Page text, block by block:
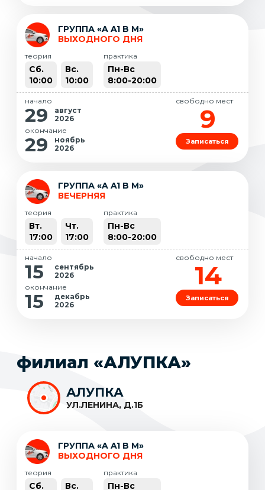
ГРУППА «A A1 B M»
ВЫХОДНОГО ДНЯ
теория
Сб.
10:00
Вс.
10:00
практика
Пн-Вс
8:00-20:00
начало
29
август
2026
окончание
29
ноябрь
2026
свободно мест
9
Записаться
ГРУППА «A A1 B M»
ВЕЧЕРНЯЯ
теория
Вт.
17:00
Чт.
17:00
практика
Пн-Вс
8:00-20:00
начало
15
сентябрь
2026
окончание
15
декабрь
2026
свободно мест
14
Записаться
филиал «АЛУПКА»
АЛУПКА
УЛ.ЛЕНИНА, Д.1Б
ГРУППА «A A1 B M»
ВЫХОДНОГО ДНЯ
теория
Сб. Вс.
практика
Пн-Вс